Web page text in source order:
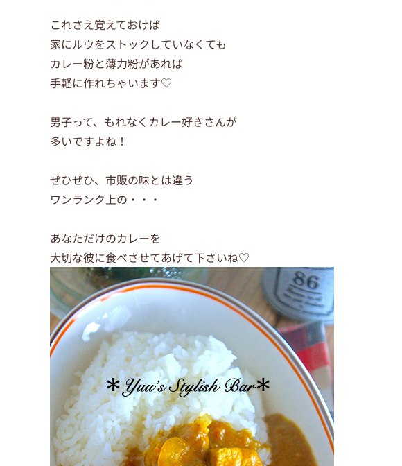
これさえ覚えておけば
家にルウをストックしていなくても
カレー粉と薄力粉があれば
手軽に作れちゃいます♡
男子って、もれなくカレー好きさんが
多いですよね！
ぜひぜひ、市販の味とは違う
ワンランク上の・・・
あなただけのカレーを
大切な彼に食べさせてあげて下さいね♡